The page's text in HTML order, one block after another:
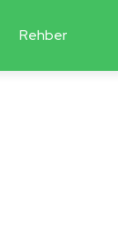
Rehber